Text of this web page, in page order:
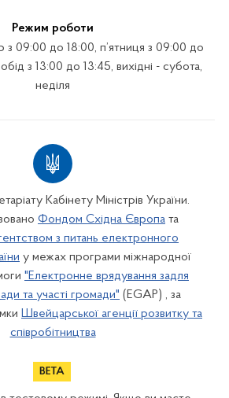
Режим роботи
з 09:00 до 18:00, п’ятниця з 09:00 до
з 13:00 до 13:45, вихідні - субота,
неділя
Кабінету Міністрів України.
Фондом Східна Європа та
з питань електронного
у межах програми міжнародної
"Електронне врядування задля
та участі громади" (EGAP) , за
Швейцарської агенції розвитку та
співробітництва